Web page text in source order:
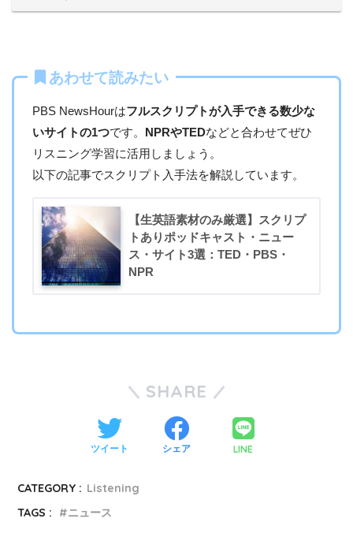
あわせて読みたい
PBS NewsHourはフルスクリプトが入手できる数少な
いサイトの1つです。 NPRやTEDなどと合わせてぜひ
リスニング学習に活用しましょう。
以下の記事でスクリプト入手法を解説しています。
【生英語素材のみ厳選】スクリプ
トありポッドキャスト・ニュー
ス・サイト3選：TED・PBS・
NPR
SHARE
ツイート シェア LINE
CATEGORY : Listening
TAGS :
ニュース